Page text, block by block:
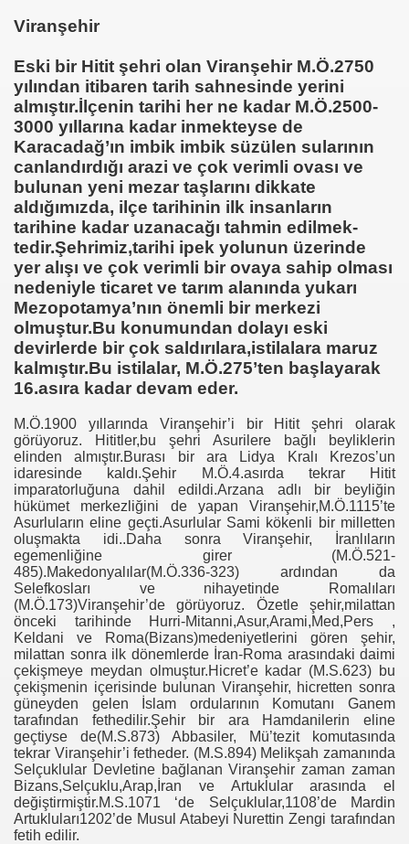
Viranşehir
Eski bir Hitit şehri olan Viranşehir M.Ö.2750
yılından itibaren tarih sahnesinde yerini
almıştır.İlçenin tarihi her ne kadar M.Ö.2500-
3000 yıllarına kadar inmekteyse de
Karacadağ’ın imbik imbik süzülen sularının
canlandırdığı arazi ve çok verimli ovası ve
bulunan yeni mezar taşlarını dikkate
aldığımızda, ilçe tarihinin ilk insanların
tarihine kadar uzanacağı tahmin edilmek-
tedir.Şehrimiz,tarihi ipek yolunun üzerinde
yer alışı ve çok verimli bir ovaya sahip olması
nedeniyle ticaret ve tarım alanında yukarı
Mezopotamya’nın önemli bir merkezi
olmuştur.Bu konumundan dolayı eski
devirlerde bir çok saldırılara,istilalara maruz
kalmıştır.Bu istilalar, M.Ö.275’ten başlayarak
16.asıra kadar devam eder.
M.Ö.1900 yıllarında Viranşehir’i bir Hitit şehri olarak
görüyoruz. Hititler,bu şehri Asurilere bağlı beyliklerin
elinden almıştır.Burası bir ara Lidya Kralı Krezos’un
idaresinde kaldı.Şehir M.Ö.4.asırda tekrar Hitit
imparatorluğuna dahil edildi.Arzana adlı bir beyliğin
hükümet merkezliğini de yapan Viranşehir,M.Ö.1115’te
Asurluların eline geçti.Asurlular Sami kökenli bir milletten
oluşmakta idi..Daha sonra Viranşehir, İranlıların
egemenliğine girer (M.Ö.521-
485).Makedonyalılar(M.Ö.336-323) ardından da
Selefkosları ve nihayetinde Romalıları
(M.Ö.173)Viranşehir’de görüyoruz. Özetle şehir,milattan
önceki tarihinde Hurri-Mitanni,Asur,Arami,Med,Pers ,
Keldani ve Roma(Bizans)medeniyetlerini gören şehir,
milattan sonra ilk dönemlerde İran-Roma arasındaki daimi
çekişmeye meydan olmuştur.Hicret’e kadar (M.S.623) bu
çekişmenin içerisinde bulunan Viranşehir, hicretten sonra
güneyden gelen İslam ordularının Komutanı Ganem
tarafından fethedilir.Şehir bir ara Hamdanilerin eline
geçtiyse de(M.S.873) Abbasiler, Mü’tezit komutasında
tekrar Viranşehir’i fetheder. (M.S.894) Melikşah zamanında
Selçuklular Devletine bağlanan Viranşehir zaman zaman
Bizans,Selçuklu,Arap,İran ve Artuklular arasında el
değiştirmiştir.M.S.1071 ‘de Selçuklular,1108’de Mardin
Artukluları1202’de Musul Atabeyi Nurettin Zengi tarafından
fetih edilir.